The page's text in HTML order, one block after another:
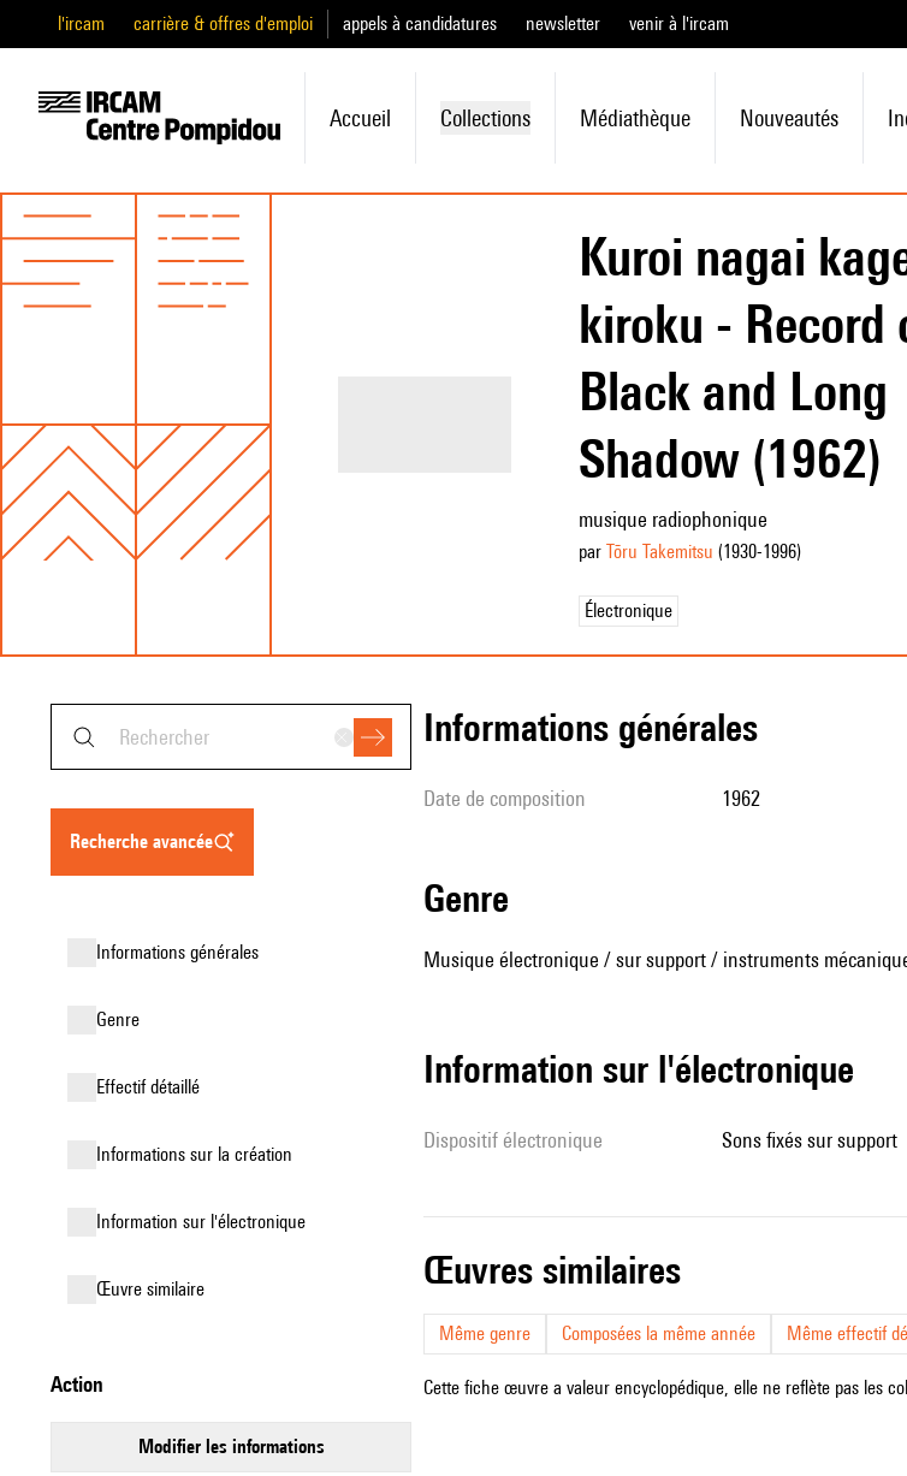
l'ircam carrière & offres d'emploi appels à candidatures newsletter venir à l'ircam
Accueil Collections Médiathèque Nouveautés
Kuroi nagai
kiroku - Record
Black and Long
Shadow (1962)
musique radiophonique
par Tōru Takemitsu (1930-1996)
Électronique
recherche avancée
informations générales
genre
effectif détaillé
informations sur la création
Information sur l'électronique
œuvre similaire
action
modifier les informations
informations générales
date de composition 1962
genre
Musique électronique / sur support / instruments
Information sur l'électronique
Dispositif électronique sons fixés sur support
œuvres similaires
Même genre Composées la même année Même effectif
Cette fiche œuvre a valeur encyclopédique, elle ne reflète pas les